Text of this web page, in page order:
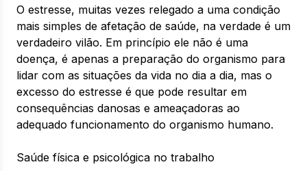
O estresse, muitas vezes relegado a uma condição
mais simples de afetação de saúde, na verdade é um
verdadeiro vilão. Em princípio ele não é uma
doença, é apenas a preparação do organismo para
lidar com as situações da vida no dia a dia, mas o
excesso do estresse é que pode resultar em
consequências danosas e ameaçadoras ao
adequado funcionamento do organismo humano.
Saúde física e psicológica no trabalho